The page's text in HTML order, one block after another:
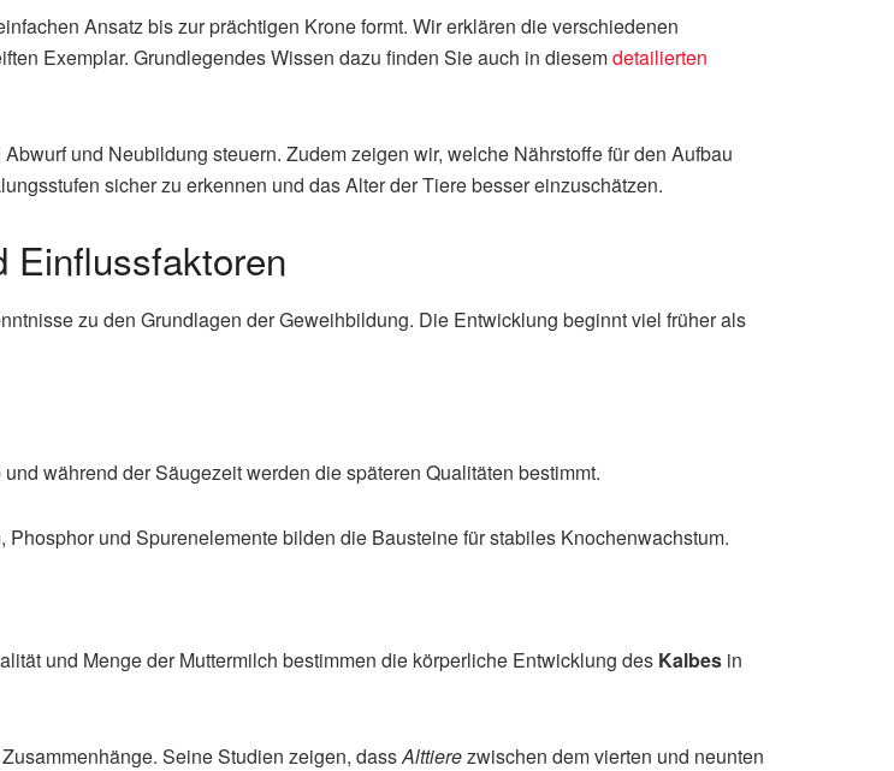
Ansatz bis zur prächtigen Krone formt. Wir erklären die verschiedenen
Exemplar. Grundlegendes Wissen dazu finden Sie auch in diesemdetailierten
und Neubildung steuern. Zudem zeigen wir, welche Nährstoffe für den Aufbau
sicher zu erkennen und das Alter der Tiere besser einzuschätzen.
Einflussfaktoren
zu den Grundlagen der Geweihbildung. Die Entwicklung beginnt viel früher als
während der Säugezeit werden die späteren Qualitäten bestimmt.
und Spurenelemente bilden die Bausteine für stabiles Knochenwachstum.
und Menge der Muttermilch bestimmen die körperliche Entwicklung des Kalbes in
Seine Studien zeigen, dassAlttierezwischen dem vierten und neunten